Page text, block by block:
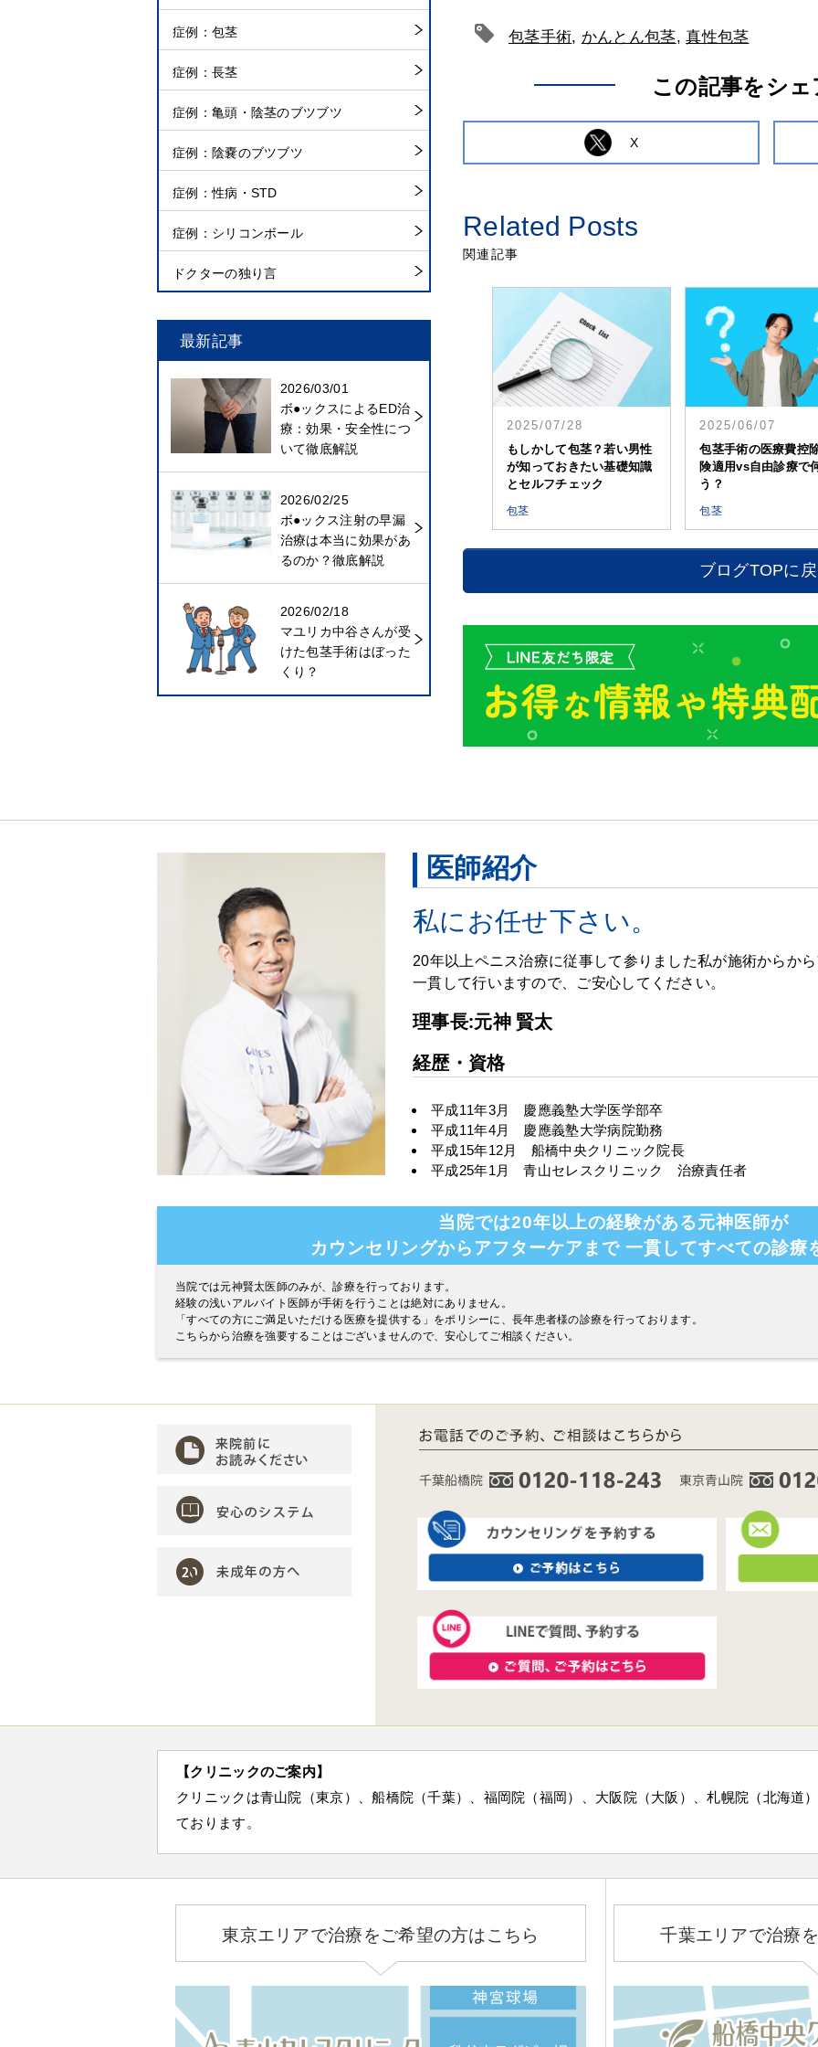
包茎手術, かんとん包茎,真性包茎
この記事をシェ
X
Related Posts
関連記事
2025/07/28
もしかして包茎？若い男性
が知っておきたい基礎知識
とセルフチェック
包茎
2025/06/07
包茎手術の医療費控
険適用vs自由診療で
う？
包茎
ブログTOPに
症例：包茎
症例：長茎
症例：亀頭・陰茎のブツブツ
症例：陰嚢のブツブツ
症例：性病・STD
症例：シリコンボール
ドクターの独り言
最新記事
2026/03/01
ボ●ックスによるED治
療：効果・安全性につ
いて徹底解説
2026/02/25
ボ●ックス注射の早漏
治療は本当に効果があ
るのか？徹底解説
2026/02/18
マユリカ中谷さんが受
けた包茎手術はぼった
くり？
医師紹介
私にお任せ下さい。
20年以上ペニス治療に従事して参りました私が施術からか
一貫して行いますので、ご安心してください。
理事長:元神 賢太
経歴・資格
平成11年3月 慶應義塾大学医学部卒
平成11年4月 慶應義塾大学病院勤務
平成15年12月 船橋中央クリニック院長
平成25年1月 青山セレスクリニック 治療責任者
当院では20年以上の経験がある元神医師が
カウンセリングからアフターケアまで 一貫してすべての診療
当院では元神賢太医師のみが、診療を行っております。
経験の浅いアルバイト医師が手術を行うことは絶対にありません。
「すべての方にご満足いただける医療を提供する」をポリシーに、長年患者様の診療を行っております。
こちらから治療を強要することはございませんので、安心してご相談ください。
【クリニックのご案内】
クリニックは青山院（東京）、船橋院（千葉）、福岡院（福岡）、大阪院（大阪）、札幌院（北海道
ております。
東京エリアで治療をご希望の方はこちら 千葉エリアで治療